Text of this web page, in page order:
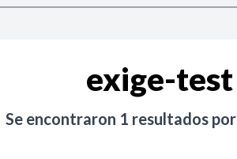
exige-test
Se encontraron 1 resultados por